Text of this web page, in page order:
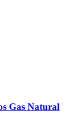
Gas Natural